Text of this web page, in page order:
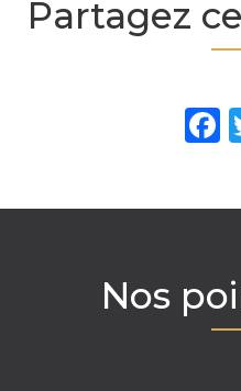
Partagez
Nos